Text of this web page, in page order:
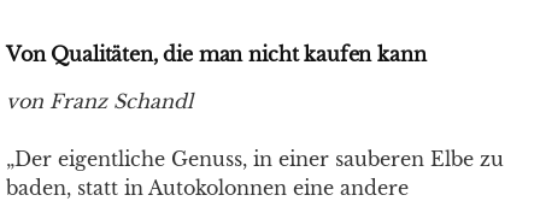
Von Qualitäten, die man nicht kaufen kann
von Franz Schandl
„Der eigentliche Genuss, in einer sauberen Elbe zu
baden, statt in Autokolonnen eine andere